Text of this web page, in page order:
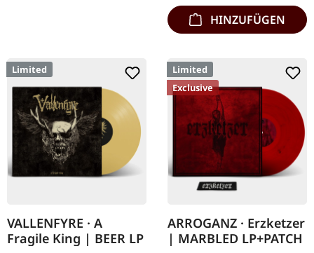
HINZUFÜGEN
Limited
VALLENFYRE · A
Fragile King | BEER LP
Limited
Exclusive
ARROGANZ · Erzketzer
| MARBLED LP+PATCH